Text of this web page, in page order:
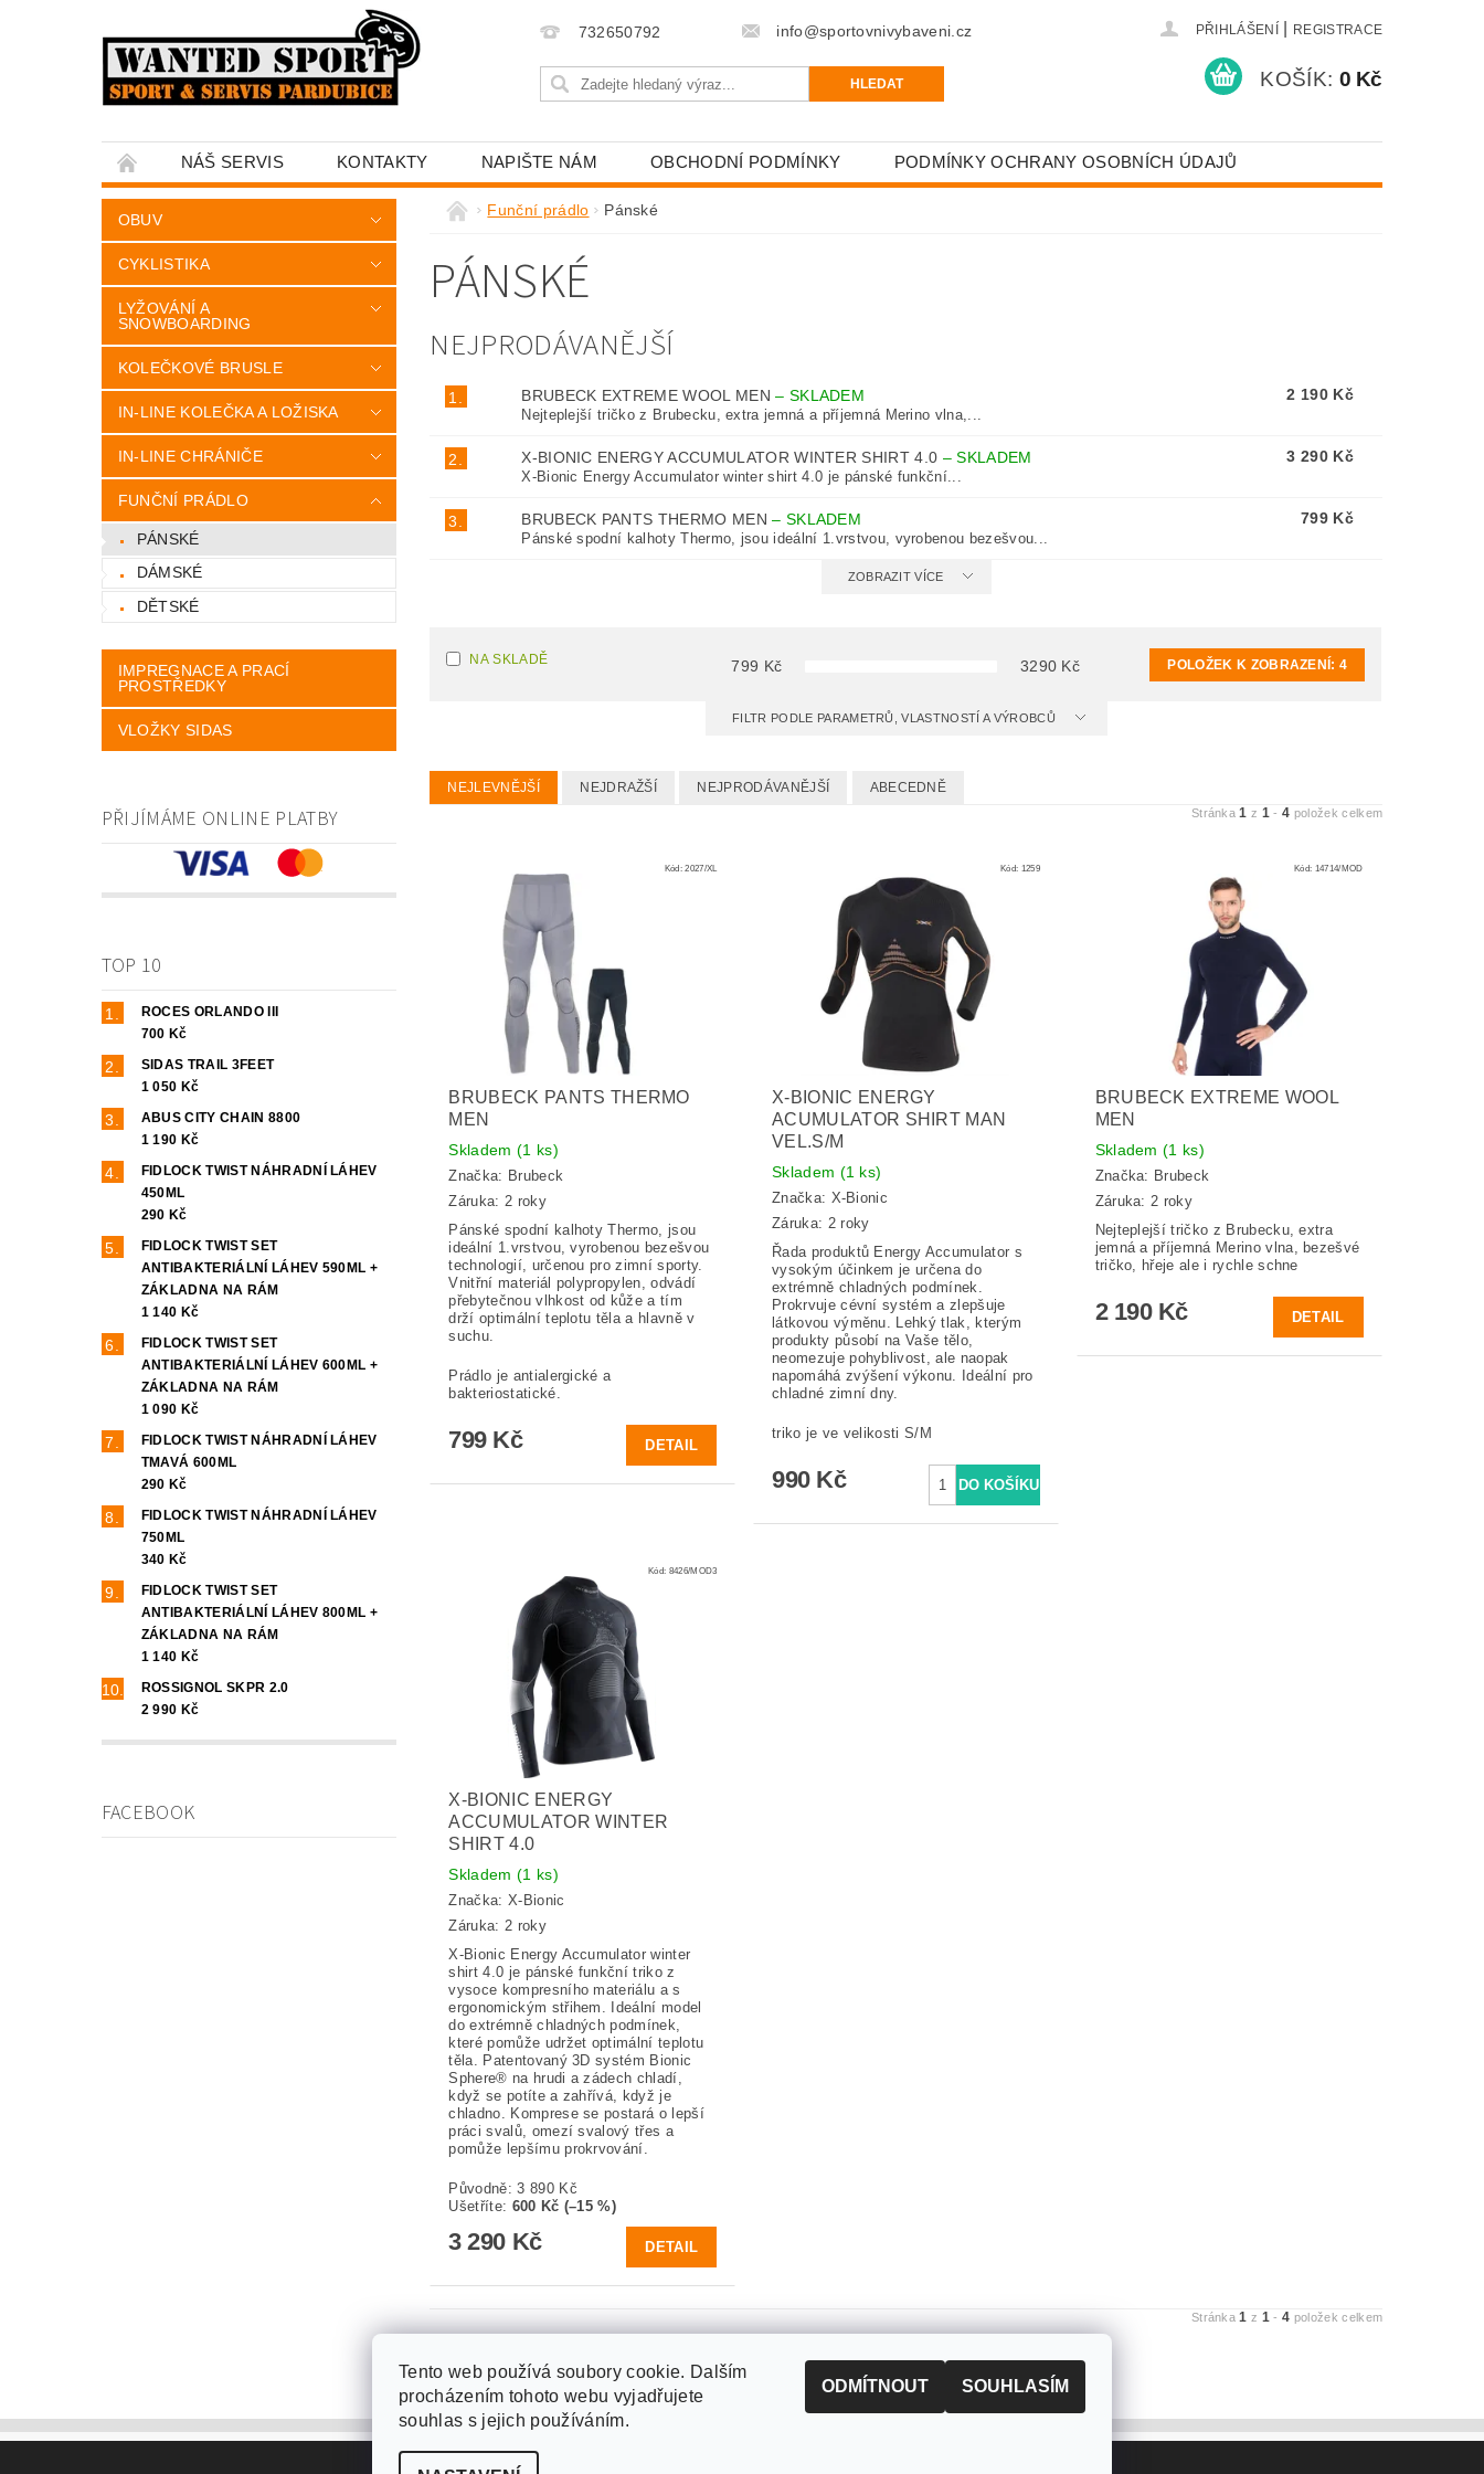
732650792 info@sportovnivybaveni.cz PŘIHLÁŠENÍ REGISTRACE
KOŠÍK: 0 Kč
NÁŠ SERVIS KONTAKTY NAPIŠTE NÁM OBCHODNÍ PODMÍNKY PODMÍNKY OCHRANY OSOBNÍCH ÚDAJŮ
OBUV
CYKLISTIKA
LYŽOVÁNÍ A
SNOWBOARDING
KOLEČKOVÉ BRUSLE
IN-LINE KOLEČKA A LOŽISKA
IN-LINE CHRÁNIČE
FUNČNÍ PRÁDLO
PÁNSKÉ
DÁMSKÉ
DĚTSKÉ
IMPREGNACE A PRACÍ
PROSTŘEDKY
VLOŽKY SIDAS
PŘIJÍMÁME ONLINE PLATBY
TOP 10
ROCES ORLANDO III
700 Kč
SIDAS TRAIL 3FEET
1 050 Kč
ABUS CITY CHAIN 8800
1 190 Kč
FIDLOCK TWIST NÁHRADNÍ LÁHEV
450ML
290 Kč
FIDLOCK TWIST SET
ANTIBAKTERIÁLNÍ LÁHEV 590ML +
ZÁKLADNA NA RÁM
1 140 Kč
FIDLOCK TWIST SET
ANTIBAKTERIÁLNÍ LÁHEV 600ML +
ZÁKLADNA NA RÁM
1 090 Kč
FIDLOCK TWIST NÁHRADNÍ LÁHEV
TMAVÁ 600ML
290 Kč
FIDLOCK TWIST NÁHRADNÍ LÁHEV
750ML
340 Kč
FIDLOCK TWIST SET
ANTIBAKTERIÁLNÍ LÁHEV 800ML +
ZÁKLADNA NA RÁM
1 140 Kč
ROSSIGNOL SKPR 2.0
2 990 Kč
FACEBOOK
Funční prádlo Pánské
PÁNSKÉ
NEJPRODÁVANĚJŠÍ
1. BRUBECK EXTREME WOOL MEN– SKLADEM
Nejteplejší tričko z Brubecku, extra jemná a příjemná Merino vlna,...
2 190 Kč
2. X-BIONIC ENERGY ACCUMULATOR WINTER SHIRT 4.0 –SKLADEM
X-Bionic Energy Accumulator winter shirt 4.0 je pánské funkční...
3 290 Kč
3. BRUBECK PANTS THERMO MEN– SKLADEM
Pánské spodní kalhoty Thermo, jsou ideální 1.vrstvou, vyrobenou bezešvou...
799 Kč
ZOBRAZIT VÍCE
NA SKLADĚ 799 Kč 3290 Kč POLOŽEK K ZOBRAZENÍ:4
FILTR PODLE PARAMETRŮ, VLASTNOSTÍ A VÝROBCŮ
NEJLEVNĚJŠÍ NEJDRAŽŠÍ NEJPRODÁVANĚJŠÍ ABECEDNĚ
Stránka1 z 1 -4 položek celkem
Kód:2027/XL
BRUBECK PANTS THERMO
MEN
Skladem (1 ks)
Značka: Brubeck
Záruka: 2 roky
Pánské spodní kalhoty Thermo, jsou
ideální 1.vrstvou, vyrobenou bezešvou
technologií, určenou pro zimní sporty.
Vnitřní materiál polypropylen, odvádí
přebytečnou vlhkost od kůže a tím
drží optimální teplotu těla a hlavně v
suchu.
Prádlo je antialergické a
bakteriostatické.
799 Kč DETAIL
Kód: 1259
X-BIONIC ENERGY
ACUMULATOR SHIRT MAN
VEL.S/M
Skladem (1 ks)
Značka: X-Bionic
Záruka: 2 roky
Řada produktů Energy Accumulator s
vysokým účinkem je určena do
extrémně chladných podmínek.
Prokrvuje cévní systém a zlepšuje
látkovou výměnu. Lehký tlak, kterým
produkty působí na Vaše tělo,
neomezuje pohyblivost, ale naopak
napomáhá zvýšení výkonu. Ideální pro
chladné zimní dny.
triko je ve velikosti S/M
990 Kč
Kód: 14714/MOD
BRUBECK EXTREME WOOL
MEN
Skladem(1 ks)
Značka: Brubeck
Záruka: 2 roky
Nejteplejší tričko z Brubecku, extra
jemná a příjemná Merino vlna, bezešvé
tričko, hřeje ale i rychle schne
2 190 Kč DETAIL
Kód: 8426/MOD3
X-BIONIC ENERGY
ACCUMULATOR WINTER
SHIRT 4.0
Skladem (1 ks)
Značka: X-Bionic
Záruka: 2 roky
X-Bionic Energy Accumulator winter
shirt 4.0 je pánské funkční triko z
vysoce kompresního materiálu a s
ergonomickým střihem. Ideální model
do extrémně chladných podmínek,
které pomůže udržet optimální teplotu
těla. Patentovaný 3D systém Bionic
Sphere® na hrudi a zádech chladí,
když se potíte a zahřívá, když je
chladno. Komprese se postará o lepší
práci svalů, omezí svalový třes a
pomůže lepšímu prokrvování.
Původně:3 890 Kč
Ušetříte: 600 Kč (–15 %)
3 290 Kč DETAIL
Stránka1 z 1 -4 položek celkem
Tento web používá soubory cookie. Dalším
procházením tohoto webu vyjadřujete
souhlas s jejich používáním.
ODMÍTNOUT SOUHLASÍM